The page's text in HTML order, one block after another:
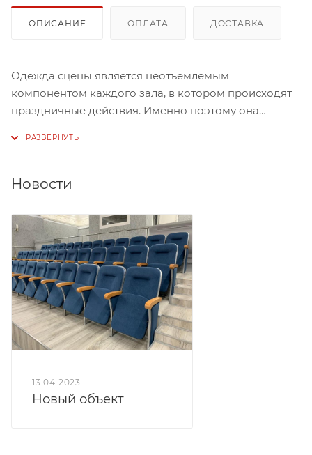
ОПИСАНИЕ ОПЛАТА ДОСТАВКА
Одежда сцены является неотъемлемым
компонентом каждого зала, в котором происходят
праздничные действия. Именно поэтому она
канваса в сочетании с бархатом. Эти два материала
отлично гармонируют, а помимо этого
подобранные цвета – молочный и глубокий
изумруд, дополняют это сочетание и вместе
создают неповторимый ансамбль. Арлекин
обрамлен золотым цветом, подчеркивающим цвет
занавеса.
Новости
13.04.2023
Новый объект